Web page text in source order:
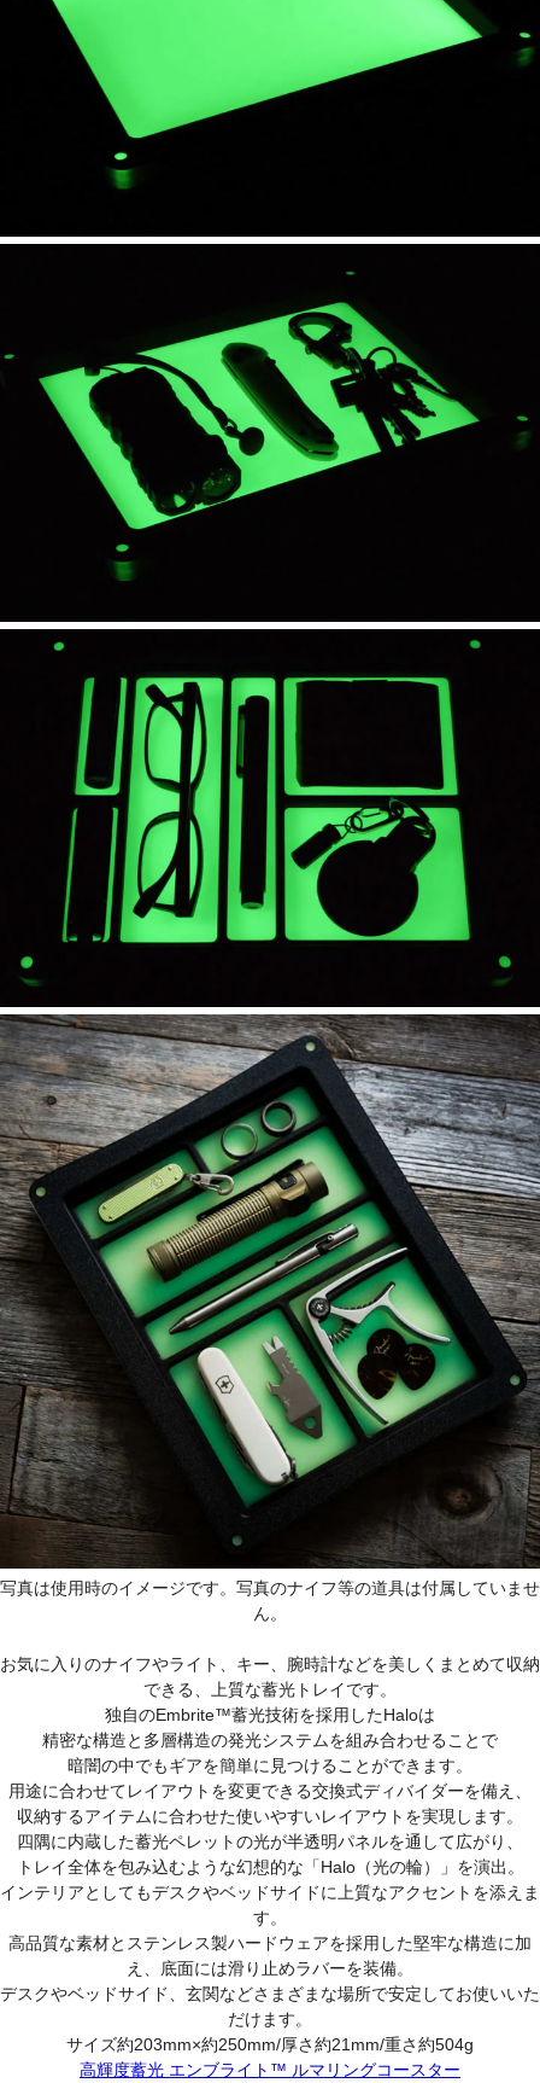
写真は使用時のイメージです。写真のナイフ等の道具は付属していませ
ん。
お気に入りのナイフやライト、キー、腕時計などを美しくまとめて収納
できる、上質な蓄光トレイです。
独自のEmbrite™蓄光技術を採用したHaloは
精密な構造と多層構造の発光システムを組み合わせることで
暗闇の中でもギアを簡単に見つけることができます。
用途に合わせてレイアウトを変更できる交換式ディバイダーを備え、
収納するアイテムに合わせた使いやすいレイアウトを実現します。
四隅に内蔵した蓄光ペレットの光が半透明パネルを通して広がり、
トレイ全体を包み込むような幻想的な「Halo（光の輪）」を演出。
インテリアとしてもデスクやベッドサイドに上質なアクセントを添えま
す。
高品質な素材とステンレス製ハードウェアを採用した堅牢な構造に加
え、底面には滑り止めラバーを装備。
デスクやベッドサイド、玄関などさまざまな場所で安定してお使いいた
だけます。
サイズ約203mm×約250mm/厚さ約21mm/重さ約504g
高輝度蓄光 エンブライト™ ルマリングコースター